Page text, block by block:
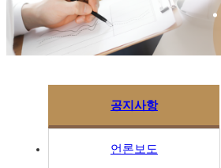
공지사항
언론보도